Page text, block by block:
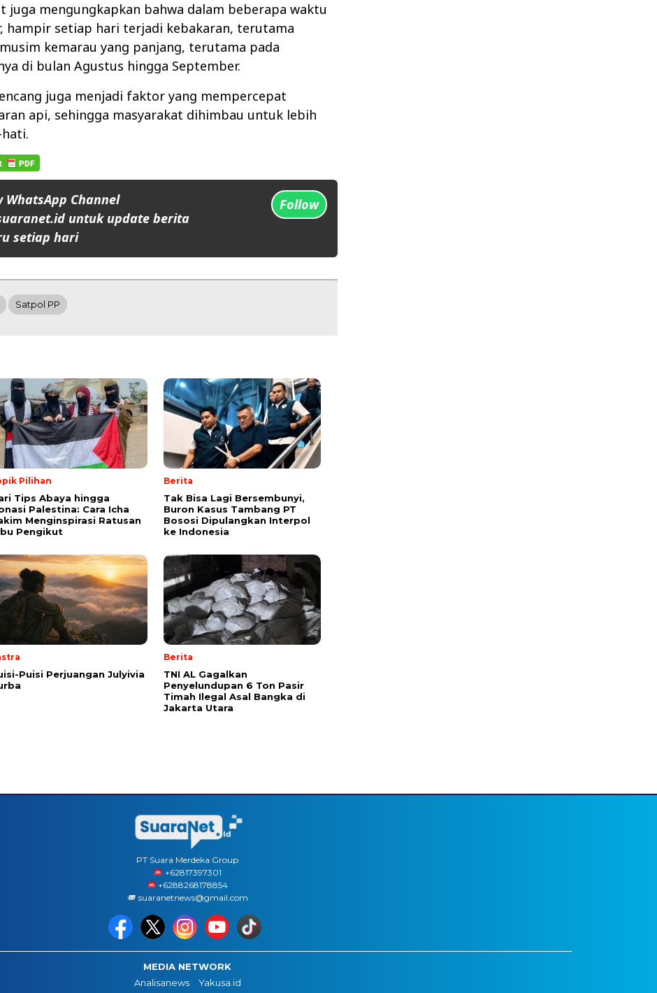
juga mengungkapkan bahwa dalam beberapa waktu
hampir setiap hari terjadi kebakaran, terutama
kemarau yang panjang, terutama pada
di bulan Agustus hingga September.
juga menjadi faktor yang mempercepat
api, sehingga masyarakat dihimbau untuk lebih
WhatsApp Channel
untuk update berita
setiap hari
Follow
Satpol PP
Pilihan
Tips Abaya hingga
Palestina: Cara Icha
Menginspirasi Ratusan
Pengikut
Berita
Tak Bisa Lagi Bersembunyi,
Buron Kasus Tambang PT
Bososi Dipulangkan Interpol
ke Indonesia
Puisi Perjuangan Julyivia
Berita
TNI AL Gagalkan
Penyelundupan 6 Ton Pasir
Timah Ilegal Asal Bangka di
Jakarta Utara
PT Suara Merdeka Group
‪+62817397301
+6288268178854
suaranetnews@gmail.com
MEDIA NETWORK
Analisanews
Yakusa.id